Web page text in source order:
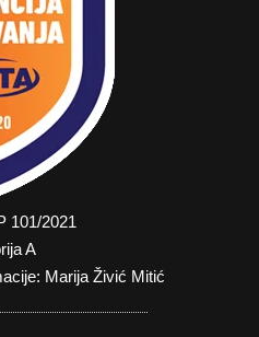
101/2021
A
Marija Živić Mitić